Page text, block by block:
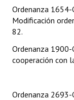
Resoluciones de
INSTITUCIONAL
Antiguos
Registros y
Ordenanza
Modificación
82.
Ordenanza 1900-
cooperación con
Ordenanza 2693-